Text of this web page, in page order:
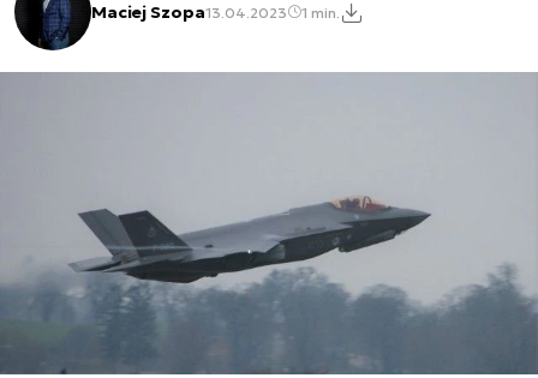
Maciej Szopa13.04.2023 1 min.